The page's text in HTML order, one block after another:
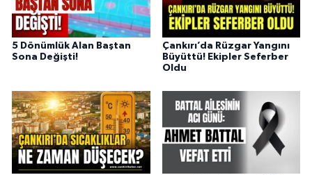
5 Dönümlük Alan Baştan
Sona Değişti!
Çankırı’da Rüzgar Yangını
Büyüttü! Ekipler Seferber
Oldu